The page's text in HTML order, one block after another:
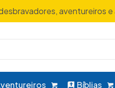
aventureiros e
Bíblias